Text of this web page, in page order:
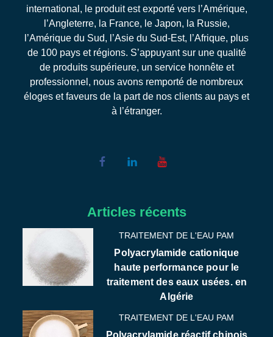
international, le produit est exporté vers l’Amérique,
l’Angleterre, la France, le Japon, la Russie,
l’Amérique du Sud, l’Asie du Sud-Est, l’Afrique, plus
de 100 pays et régions. S’appuyant sur une qualité
de produits supérieure, un service honnête et
professionnel, nous avons remporté de nombreux
éloges et faveurs de la part de nos clients au pays et
à l’étranger.
Articles récents
TRAITEMENT DE L'EAU PAM
Polyacrylamide cationique
haute performance pour le
traitement des eaux usées. en
Algérie
TRAITEMENT DE L'EAU PAM